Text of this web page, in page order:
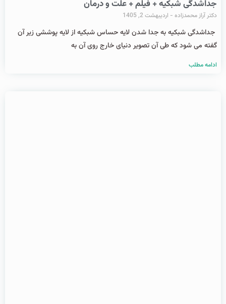
جداشدگی شبکیه + فیلم + علت و درمان
دکتر آراز محمدزاده اردیبهشت 2, 1405
جداشدگی شبکیه به جدا شدن لایه حساس شبکیه از لایه پوششی زیر آن
گفته می شود که طی آن تصویر دنیای خارج روی آن به
ادامه مطلب